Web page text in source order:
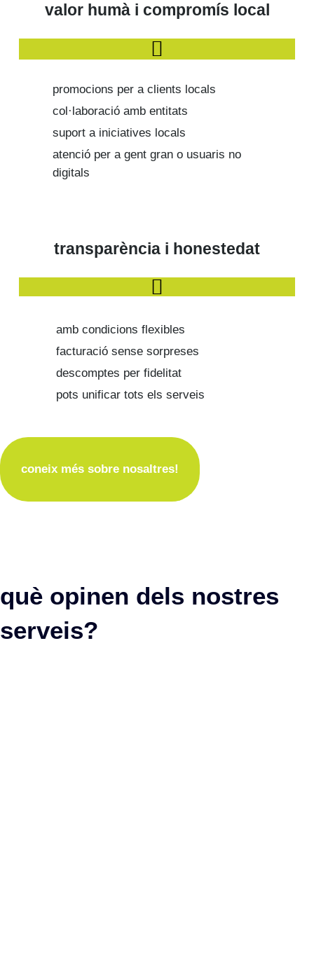
valor humà i compromís local
promocions per a clients locals
col·laboració amb entitats
suport a iniciatives locals
atenció per a gent gran o usuaris no
digitals
transparència i honestedat
amb condicions flexibles
facturació sense sorpreses
descomptes per fidelitat
pots unificar tots els serveis
coneix més sobre nosaltres!
què opinen dels nostres
serveis?